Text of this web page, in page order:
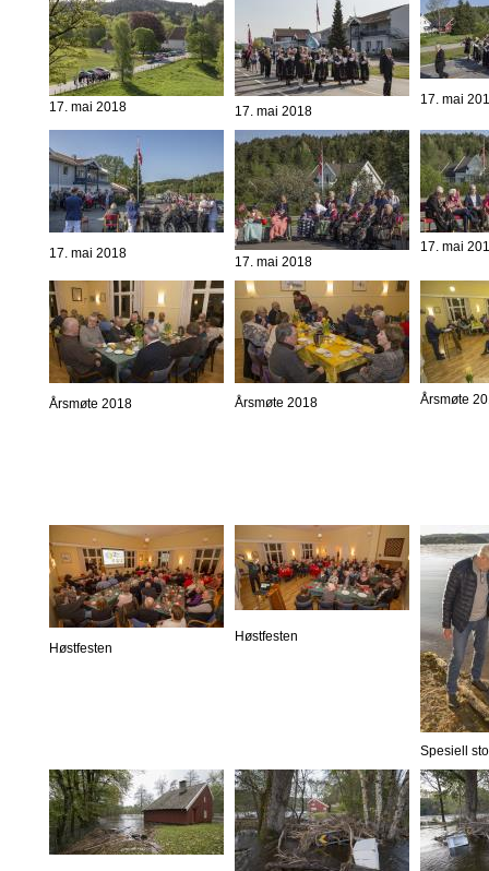
17. mai 2018 17. mai 2018
17. mai
17. mai 2018
17. mai 2018
17. mai
Årsmøte 2018 Årsmøte 2018 Årsmøte
Høstfesten
Høstfesten
Spesiell